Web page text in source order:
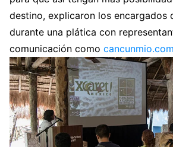
destino, explicaron los encargados
durante una plática con
comunicación como cancunmio.com